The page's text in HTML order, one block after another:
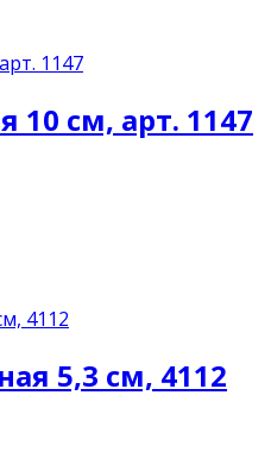
10 см, арт. 1147
5,3 см, 4112